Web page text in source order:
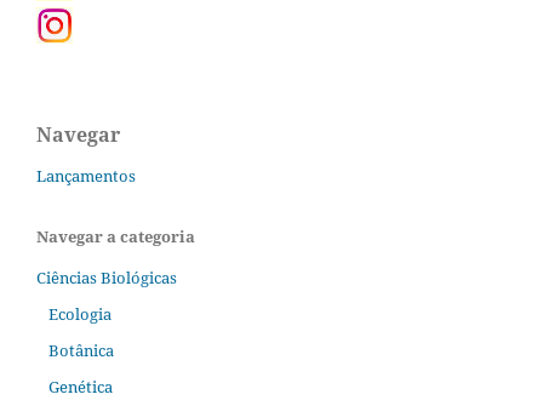
Navegar
Lançamentos
Navegar a categoria
Ciências Biológicas
Ecologia
Botânica
Genética